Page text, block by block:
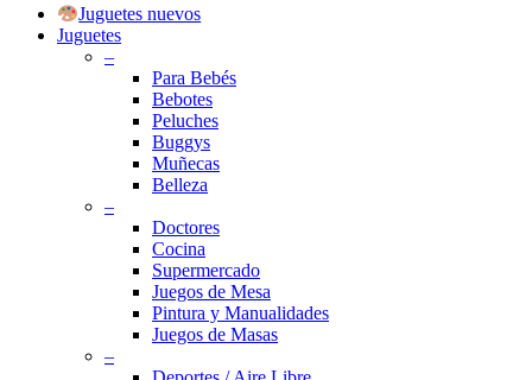
Close
Menu
Juguetes nuevos
Juguetes
–
Para Bebés
Bebotes
Peluches
Buggys
Muñecas
Belleza
–
Doctores
Cocina
Supermercado
Juegos de Mesa
Pintura y Manualidades
Juegos de Masas
–